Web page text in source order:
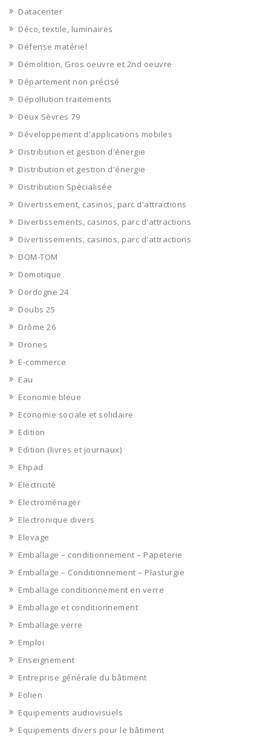
Datacenter
Déco, textile, luminaires
Défense matériel
Démolition, Gros oeuvre et 2nd oeuvre
Département non précisé
Dépollution traitements
Deux Sèvres 79
Développement d'applications mobiles
Distribution et gestion d'énergie
Distribution et gestion d'énergie
Distribution Spécialisée
Divertissement, casinos, parc d'attractions
Divertissements, casinos, parc d'attractions
Divertissements, casinos, parc d'attractions
DOM-TOM
Domotique
Dordogne 24
Doubs 25
Drôme 26
Drones
E-commerce
Eau
Economie bleue
Economie sociale et solidaire
Edition
Edition (livres et journaux)
Ehpad
Electricité
Electroménager
Electronique divers
Elevage
Emballage – conditionnement – Papeterie
Emballage – Conditionnement – Plasturgie
Emballage conditionnement en verre
Emballage et conditionnement
Emballage verre
Emploi
Enseignement
Entreprise générale du bâtiment
Eolien
Equipements audiovisuels
Equipements divers pour le bâtiment